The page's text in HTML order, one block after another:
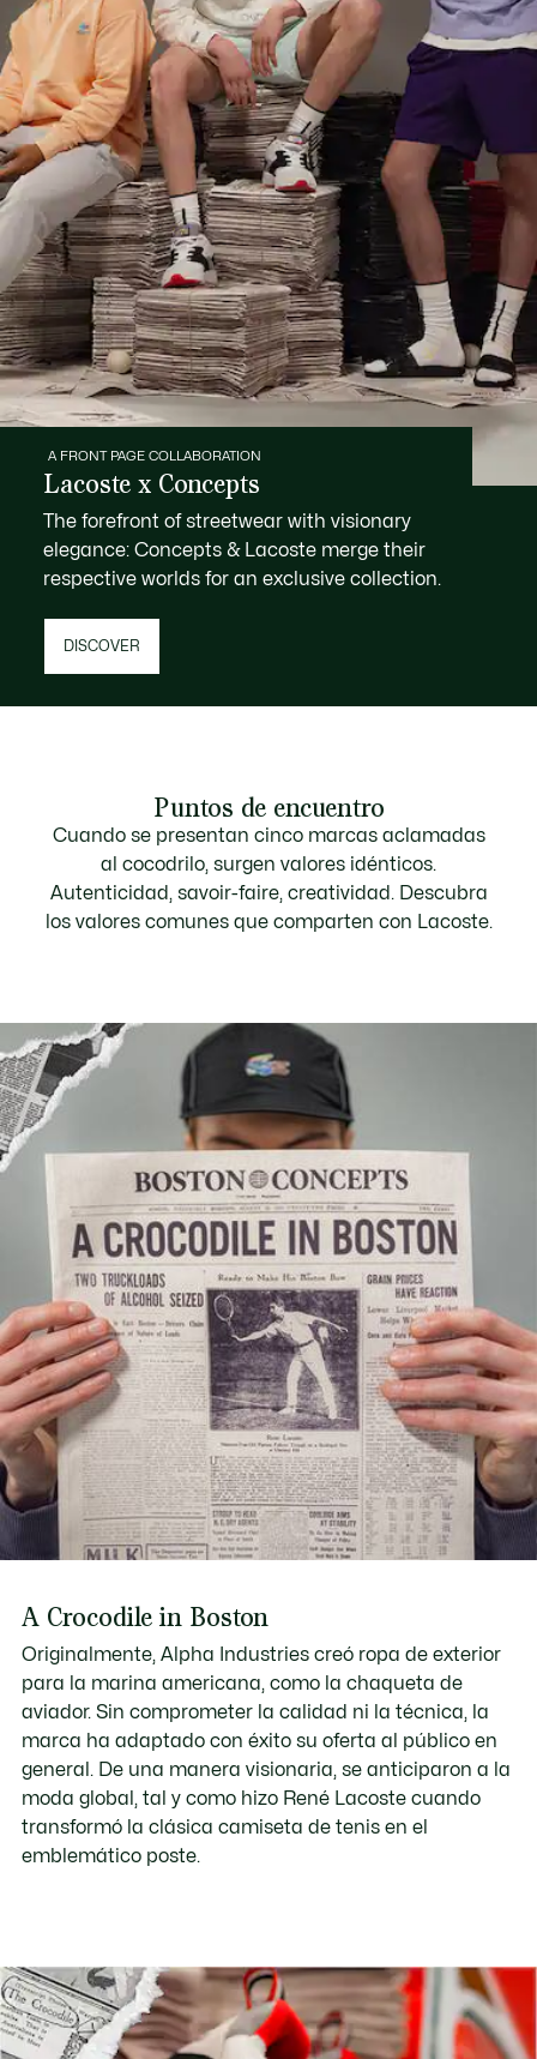
A FRONT PAGE COLLABORATION
Lacoste x Concepts
The forefront of streetwear with visionary
elegance: Concepts & Lacoste merge their
respective worlds for an exclusive collection.
DISCOVER
Puntos de encuentro
Cuando se presentan cinco marcas aclamadas
al cocodrilo, surgen valores idénticos.
Autenticidad, savoir-faire, creatividad. Descubra
los valores comunes que comparten con Lacoste.
A Crocodile in Boston
Originalmente, Alpha Industries creó ropa de exterior
para la marina americana, como la chaqueta de
aviador. Sin comprometer la calidad ni la técnica, la
marca ha adaptado con éxito su oferta al público en
general. De una manera visionaria, se anticiparon a la
moda global, tal y como hizo René Lacoste cuando
transformó la clásica camiseta de tenis en el
emblemático poste.